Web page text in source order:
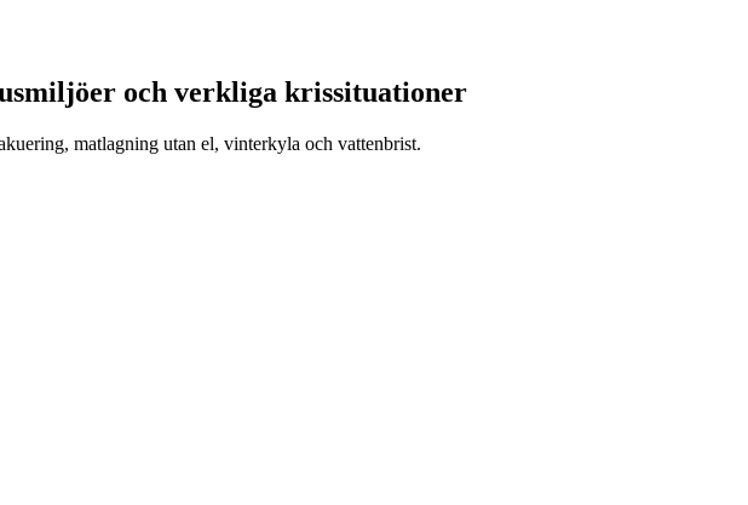
och verkliga krissituationer
matlagning utan el, vinterkyla och vattenbrist.